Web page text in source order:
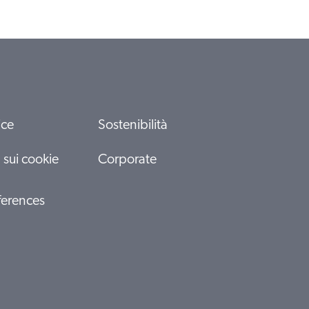
cookie
Sostenibilità
Corporate